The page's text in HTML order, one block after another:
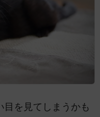
を見てしまうかも